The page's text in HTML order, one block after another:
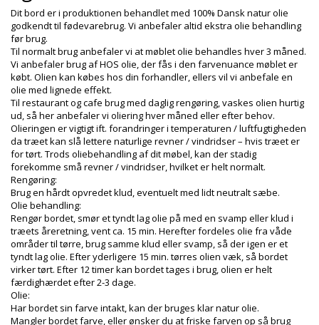
Dit bord er i produktionen behandlet med 100% Dansk natur olie
godkendt til fødevarebrug. Vi anbefaler altid ekstra olie behandling
før brug.
Til normalt brug anbefaler vi at møblet olie behandles hver 3 måned.
Vi anbefaler brug af HOS olie, der fås i den farvenuance møblet er
købt. Olien kan købes hos din forhandler, ellers vil vi anbefale en
olie med lignede effekt.
Til restaurant og cafe brug med daglig rengøring, vaskes olien hurtig
ud, så her anbefaler vi oliering hver måned eller efter behov.
Olieringen er vigtigt ift. forandringer i temperaturen / luftfugtigheden
da træet kan slå lettere naturlige revner / vindridser – hvis træet er
for tørt. Trods oliebehandling af dit møbel, kan der stadig
forekomme små revner / vindridser, hvilket er helt normalt.
Rengøring:
Brug en hårdt opvredet klud, eventuelt med lidt neutralt sæbe.
Olie behandling:
Rengør bordet, smør et tyndt lag olie på med en svamp eller klud i
træets åreretning, vent ca. 15 min. Herefter fordeles olie fra våde
områder til tørre, brug samme klud eller svamp, så der igen er et
tyndt lag olie. Efter yderligere 15 min. tørres olien væk, så bordet
virker tørt. Efter 12 timer kan bordet tages i brug, olien er helt
færdighærdet efter 2-3 dage.
Olie:
Har bordet sin farve intakt, kan der bruges klar natur olie.
Mangler bordet farve, eller ønsker du at friske farven op så brug